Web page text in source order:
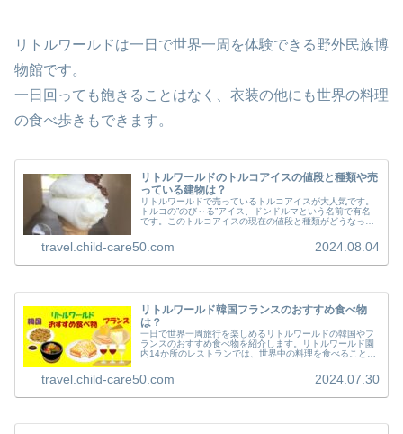
リトルワールドは一日で世界一周を体験できる野外民族博
物館です。
一日回っても飽きることはなく、衣装の他にも世界の料理
の食べ歩きもできます。
リトルワールドのトルコアイスの値段と種類や売
っている建物は？
リトルワールドで売っているトルコアイスが大人気です。
トルコの”のび～る”アイス、ドンドルマという名前で有名
です。このトルコアイスの現在の値段と種類がどうなって
物で販売されているのかも、事前...
travel.child-care50.com 2024.08.04
リトルワールド韓国フランスのおすすめ食べ物
は？
一日で世界一周旅行を楽しめるリトルワールドの韓国やフ
ランスのおすすめ食べ物を紹介します。リトルワールド園
内14か所のレストランでは、世界中の料理を食べることが
すよ！今回は、リトルワールドの...
travel.child-care50.com 2024.07.30